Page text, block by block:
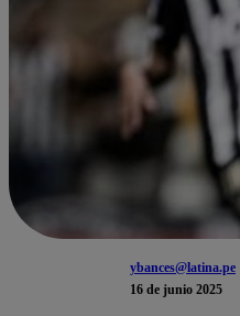
ybances@latina.pe
16 de junio 2025